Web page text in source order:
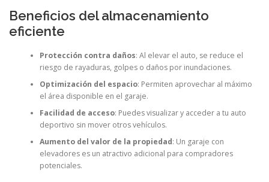
Beneficios del almacenamiento
eficiente
Protección contra daños: Al elevar el auto, se reduce el
riesgo de rayaduras, golpes o daños por inundaciones.
Optimización del espacio: Permiten aprovechar al máximo
el área disponible en el garaje.
Facilidad de acceso: Puedes visualizar y acceder a tu auto
deportivo sin mover otros vehículos.
Aumento del valor de la propiedad: Un garaje con
elevadores es un atractivo adicional para compradores
potenciales.